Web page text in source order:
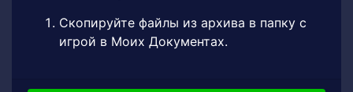
Скопируйте файлы из архива в папку с
игрой в Моих Документах.